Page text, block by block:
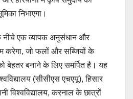
निभाएगा।
एक व्यापक अनुसंधान और
करेगा, जो फलों और सब्जियों के
बेहतर बनाने के लिए समर्पित है। यह
(सीसीएस एचएयू), हिसार
विश्वविद्यालय, करनाल के छात्रों